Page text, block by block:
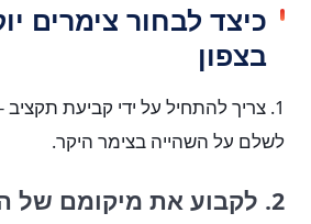
כיצד לבחור צימרים
בצפון
1. צריך להתחיל על ידי קביעת
לשלם על השהייה בצימר היקר.
2. לקבוע את מיקומם של